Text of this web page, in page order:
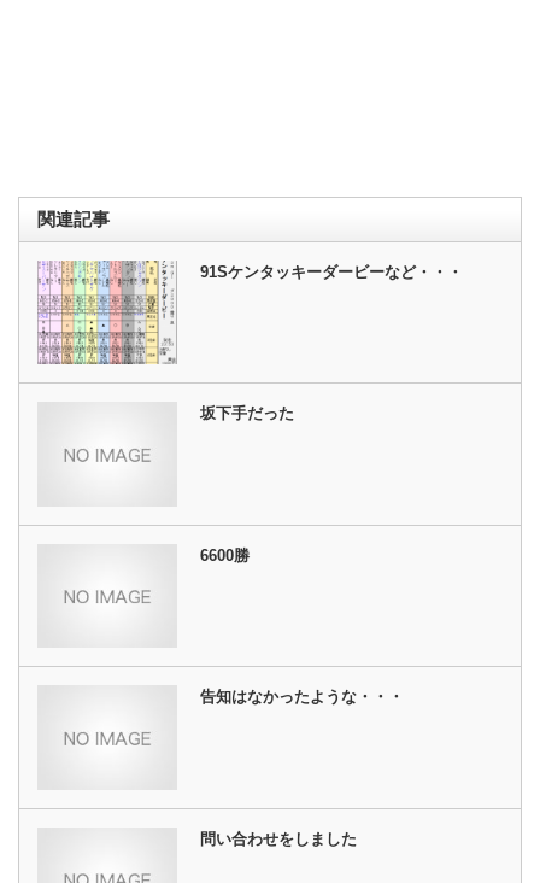
関連記事
91Sケンタッキーダービーなど・・・
坂下手だった
6600勝
告知はなかったような・・・
問い合わせをしました